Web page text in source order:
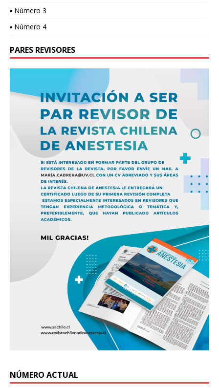
▪ Número 3
▪ Número 4
PARES REVISORES
NÚMERO ACTUAL